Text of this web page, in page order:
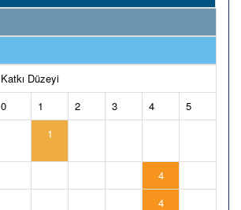
Katkı Düzeyi
0
1 2 3 4
5
1
4
4